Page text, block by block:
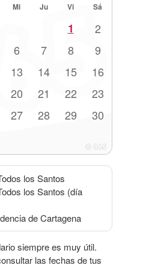
Mi Ju Vi Sá
1 2
6 7 8 9
13 14 15 16
20 21 22 23
27 28 29 30
los Santos
los Santos (día
de Cartagena
siempre es muy útil.
las fechas de tus